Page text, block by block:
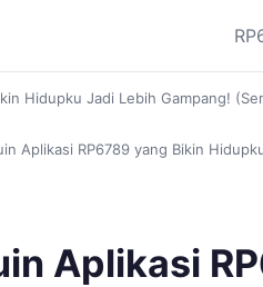
Hidupku Jadi Lebih Gampang!
Aplikasi RP6789 yang Bikin
Aplikasi